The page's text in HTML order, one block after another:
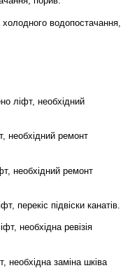
водопостачання,
ліфт, необхідний
необхідний ремонт
необхідний ремонт
перекіс підвіски канатів.
необхідна ревізія
необхідна заміна шківа